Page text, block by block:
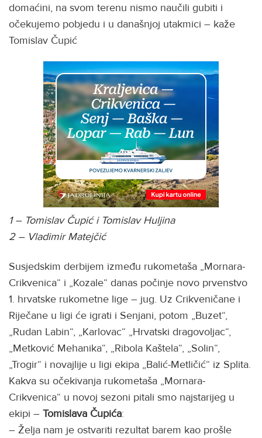
domaćini, na svom terenu nismo naučili gubiti i
očekujemo pobjedu i u današnjoj utakmici – kaže
Tomislav Čupić
1 – Tomislav Čupić i Tomislav Huljina
2 – Vladimir Matejčić
Susjedskim derbijem između rukometaša „Mornara-
Crikvenica“ i „Kozale“ danas počinje novo prvenstvo
1. hrvatske rukometne lige – jug. Uz Crikveničane i
Riječane u ligi će igrati i Senjani, potom „Buzet“,
„Rudan Labin“, „Karlovac“ „Hrvatski dragovoljac“,
„Metković Mehanika“, „Ribola Kaštela“, „Solin“,
„Trogir“ i novajlije u ligi ekipa „Balić-Metličić“ iz Splita.
Kakva su očekivanja rukometaša „Mornara-
Crikvenica“ u novoj sezoni pitali smo najstarijeg u
ekipi – Tomislava Čupića:
– Želja nam je ostvariti rezultat barem kao prošle